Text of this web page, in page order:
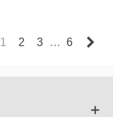
1 2 3 … 6